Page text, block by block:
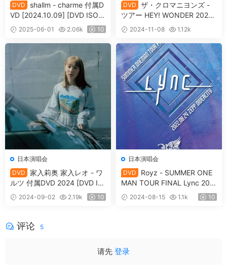
DVD
shallm - charme 付属D
VD [2024.10.09] [DVD ISO
6.68GB]
2025-06-01 2.06k 10
DVD
ザ・クロマニヨンズ -
ツアー HEY! WONDER 2024
[DVD ISO 4.97GB]
2024-11-08 1.12k
日本演唱会
DVD
家入莉奥 家入レオ - ワ
ルツ 付属DVD 2024 [DVD IS
O 4.31GB]
2024-09-02 2.19k 10
日本演唱会
DVD
Royz - SUMMER ONE
MAN TOUR FINAL Lync 202
4.08.24 ZEPP DIVERCITY 20
22 [DVD ISO 6.53GB]
2024-08-15 1.1k 10
评论 5
请先 登录